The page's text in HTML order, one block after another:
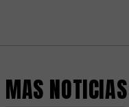
MAS NOTICIAS